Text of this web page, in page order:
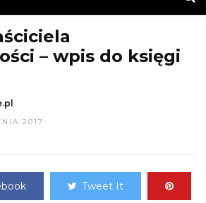
– wpis do księgi
2017
Tweet It